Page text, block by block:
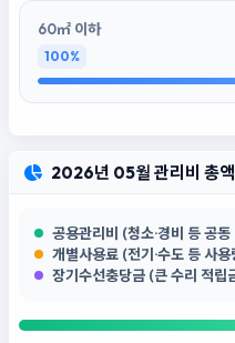
60㎡ 이하
100%
2026년 05월 관리비 총
공용관리비 (청소·경비 등 공
개별사용료 (전기·수도 등 사
장기수선충당금 (큰 수리 적립